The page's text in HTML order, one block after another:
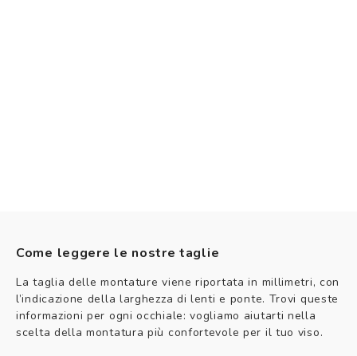
Come leggere le nostre taglie
La taglia delle montature viene riportata in millimetri, con
l’indicazione della larghezza di lenti e ponte. Trovi queste
informazioni per ogni occhiale: vogliamo aiutarti nella
scelta della montatura più confortevole per il tuo viso.